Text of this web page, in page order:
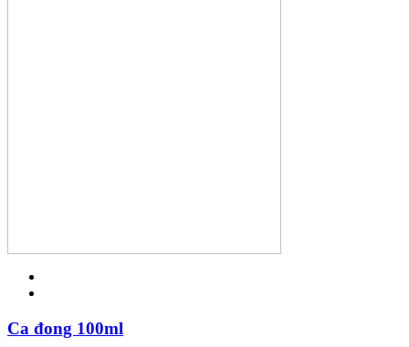
Ca đong 100ml